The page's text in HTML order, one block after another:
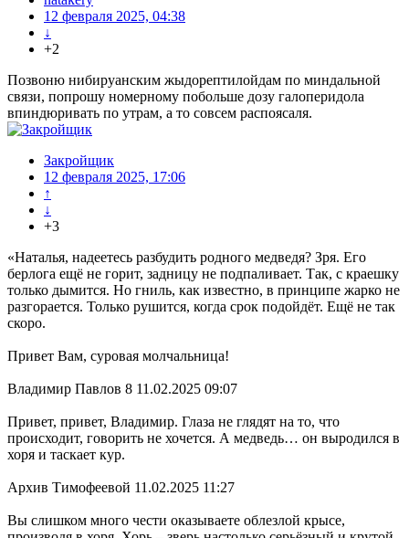
12 февраля 2025, 04:38
↓
+2
Позвоню нибируанским жыдорептилойдам по миндальной
связи, попрошу номерному побольше дозу галоперидола
впиндюривать по утрам, а то совсем распоясаля.
Закройщик
12 февраля 2025, 17:06
↑
↓
+3
«Наталья, надеетесь разбудить родного медведя? Зря. Его
берлога ещё не горит, задницу не подпаливает. Так, с краешку
только дымится. Но гниль, как известно, в принципе жарко не
разгорается. Только рушится, когда срок подойдёт. Ещё не так
скоро.
Привет Вам, суровая молчальница!
Владимир Павлов 8 11.02.2025 09:07
Привет, привет, Владимир. Глаза не глядят на то, что
происходит, говорить не хочется. А медведь… он выродился в
хоря и таскает кур.
Архив Тимофеевой 11.02.2025 11:27
Вы слишком много чести оказываете облезлой крысе,